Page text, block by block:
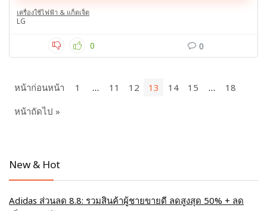
เครื่องใช้ไฟฟ้า & แก็ดเจ็ต
LG
0 0
หน้าก่อนหน้า 1 … 11 12 13 14 15 …
18
หน้าถัดไป »
New & Hot
Adidas ส่วนลด 8.8: รวมสินค้าผู้ชายขายดี ลดสูงสุด 50% + ลด